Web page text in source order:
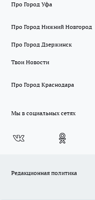
Про Город Уфа
Про Город Нижний Новгород
Про Город Дзержинск
Твои Новости
Про Город Краснодара
Мы в социальных сетях
Редакционная политика